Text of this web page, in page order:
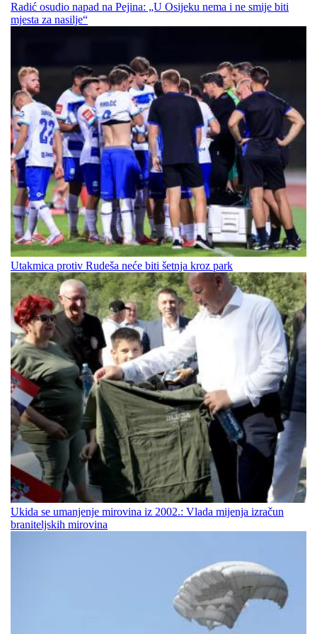
Radić osudio napad na Pejina: „U Osijeku nema i ne smije biti
mjesta za nasilje“
Utakmica protiv Rudeša neće biti šetnja kroz park
Ukida se umanjenje mirovina iz 2002.: Vlada mijenja izračun
braniteljskih mirovina